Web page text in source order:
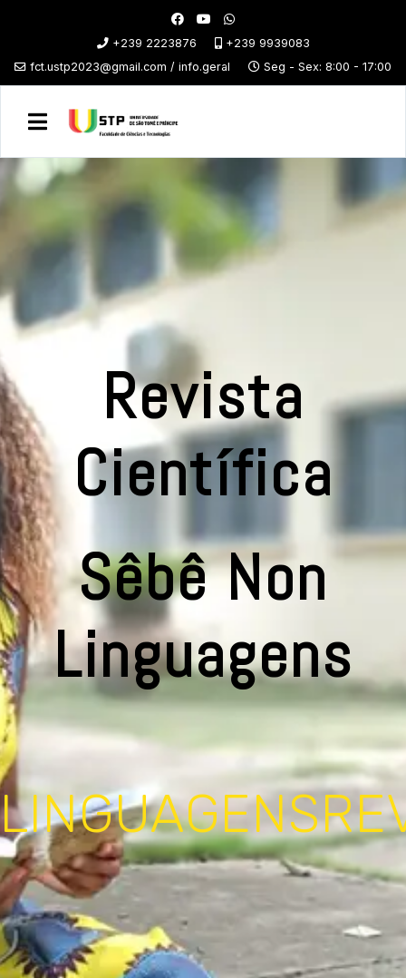
+239 2223876
+239 9939083
fct.ustp2023@gmail.com / info.geral
Seg - Sex: 8:00 - 17:00
Revista
Científica
Sêbê Non
Linguagens
LINGUAGENS